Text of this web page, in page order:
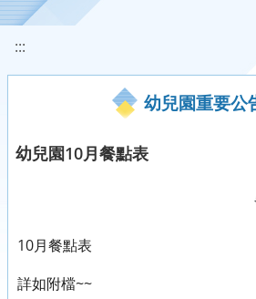
:::
幼兒園重要公
幼兒園10月餐點表
10月餐點表
詳如附檔~~